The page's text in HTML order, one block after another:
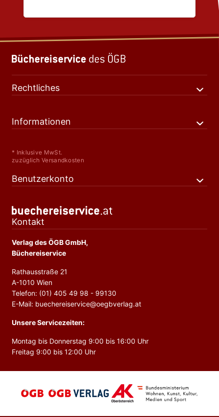
Rechtliches
Informationen
* Inklusive MwSt.
zuzüglich Versandkosten
Benutzerkonto
Kontakt
Verlag des ÖGB GmbH,
Büchereiservice
Rathausstraße 21
A-1010 Wien
Telefon: (01) 405 49 98 - 99130
E-Mail: buechereiservice@oegbverlag.at
Unsere Servicezeiten:
Montag bis Donnerstag 9:00 bis 16:00 Uhr
Freitag 9:00 bis 12:00 Uhr